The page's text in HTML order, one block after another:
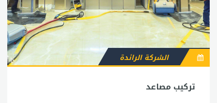
تركيب مصاعد
الشركة الرائدة